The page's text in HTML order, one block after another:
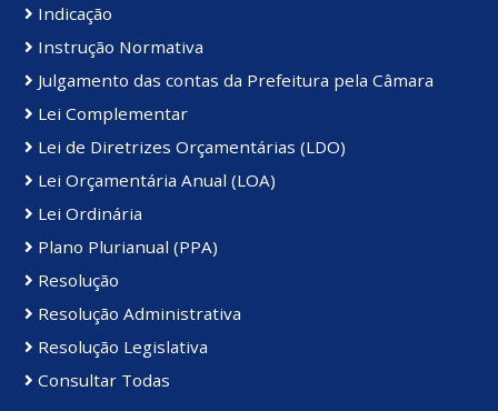
Indicação
Instrução Normativa
Julgamento das contas da Prefeitura pela Câmara
Lei Complementar
Lei de Diretrizes Orçamentárias (LDO)
Lei Orçamentária Anual (LOA)
Lei Ordinária
Plano Plurianual (PPA)
Resolução
Resolução Administrativa
Resolução Legislativa
Consultar Todas